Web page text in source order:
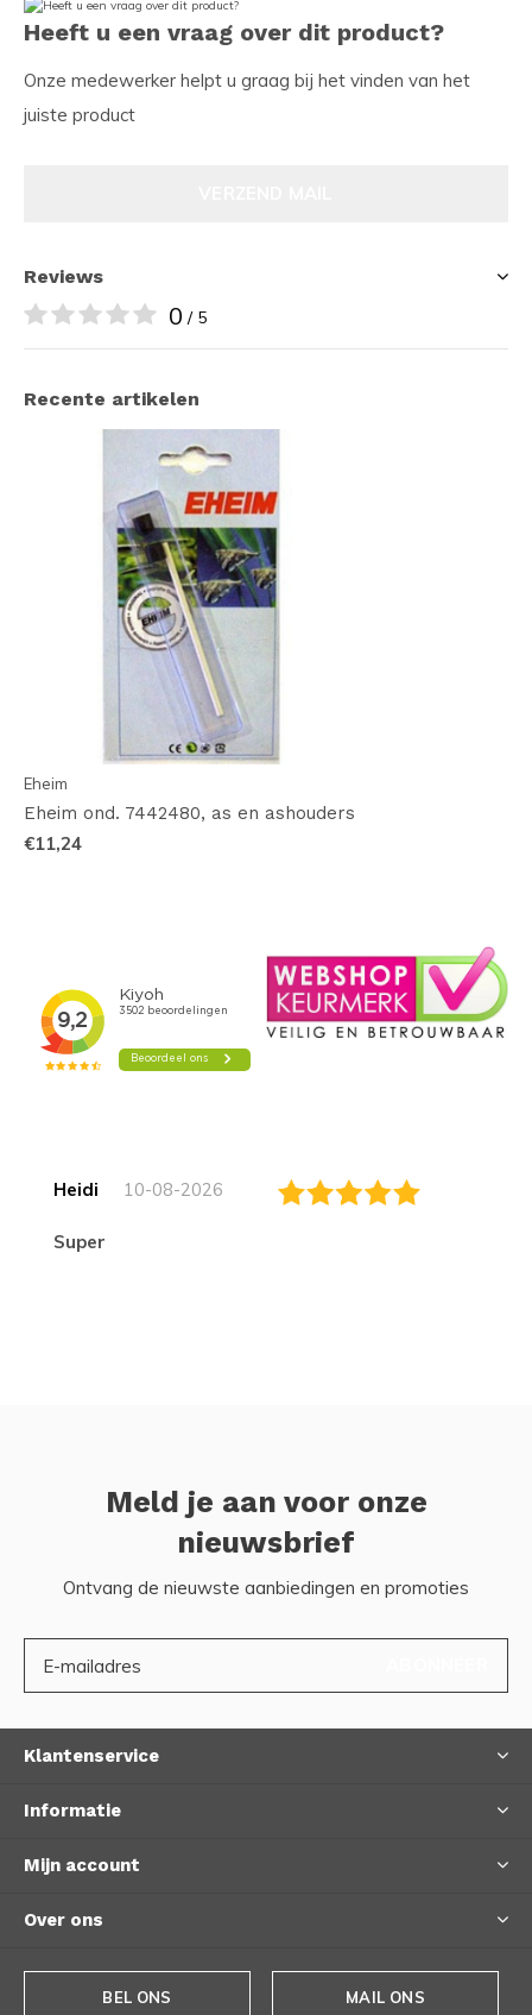
Heeft u een vraag over dit product?
Onze medewerker helpt u graag bij het vinden van het
juiste product
Reviews
0 / 5
Recente artikelen
Eheim
Eheim ond. 7442480, as en ashouders
€11,24
Heidi 10-08-2026
Super
Meld je aan voor onze
nieuwsbrief
Ontvang de nieuwste aanbiedingen en promoties
Klantenservice
Informatie
Mijn account
Over ons
BEL ONS MAIL ONS